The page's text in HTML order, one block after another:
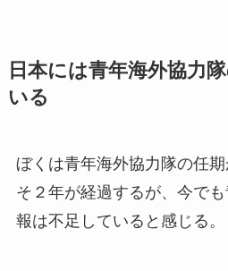
日本には青年海外協力
いる
ぼくは青年海外協力隊の任
そ２年が経過するが、今で
報は不足していると感じる。